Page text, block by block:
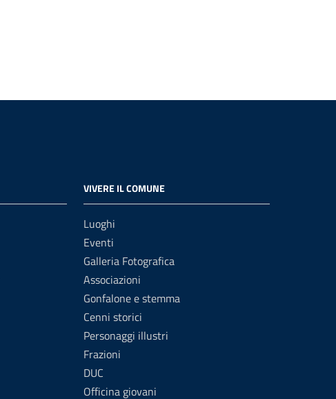
VIVERE IL COMUNE
Luoghi
Eventi
Galleria Fotografica
Associazioni
Gonfalone e stemma
Cenni storici
Personaggi illustri
Frazioni
DUC
Officina giovani